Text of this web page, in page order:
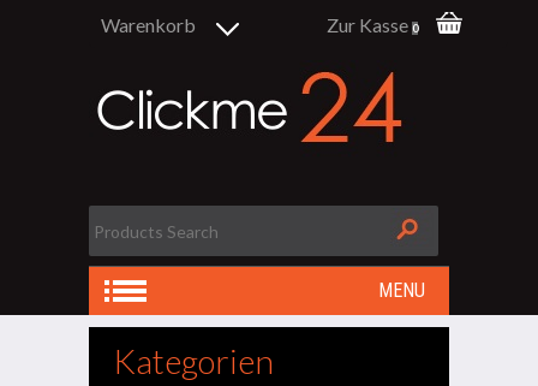
Warenkorb Zur Kasse 0
MENU
Kategorien